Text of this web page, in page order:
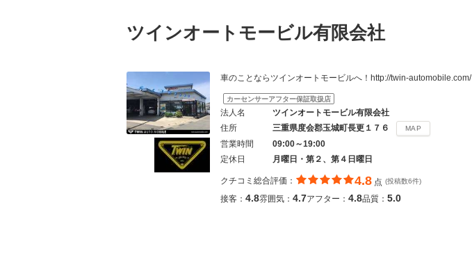
ツインオートモービル有限会社
車のことならツインオートモービルへ！http://twin-automobile.com/
カーセンサーアフター保証取扱店
法人名
ツインオートモービル有限会社
住所
三重県度会郡玉城町長更１７６ MAP
営業時間
09:00～19:00
定休日
月曜日・第２、第４日曜日
クチコミ総合評価： 4.8 点 (投稿数6件)
接客： 4.8雰囲気： 4.7アフター： 4.8品質： 5.0